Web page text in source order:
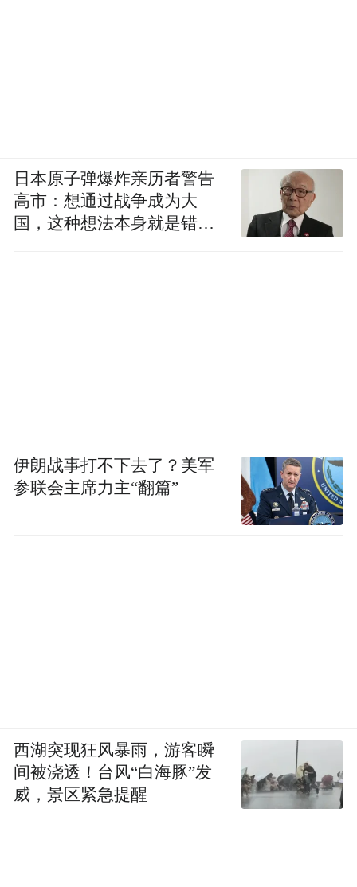
日本原子弹爆炸亲历者警告
高市：想通过战争成为大
国，这种想法本身就是错误
伊朗战事打不下去了？美军
参联会主席力主“翻篇”
西湖突现狂风暴雨，游客瞬
间被浇透！台风“白海豚”发
威，景区紧急提醒